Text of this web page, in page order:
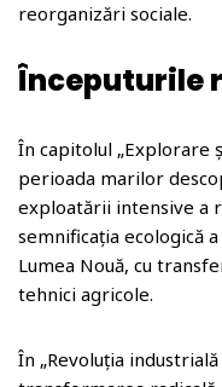
reorganizări sociale.
Începuturile
În capitolul „Explorare
perioada marilor
exploatării intensive a
semnificația ecologică
Lumea Nouă, cu
tehnici agricole.
În „Revoluția